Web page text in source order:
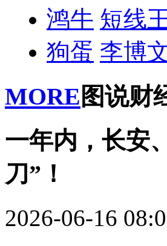
鸿牛 短线
狗蛋 李博
MORE 图说财
一年内，长安
刀”！
2026-06-16